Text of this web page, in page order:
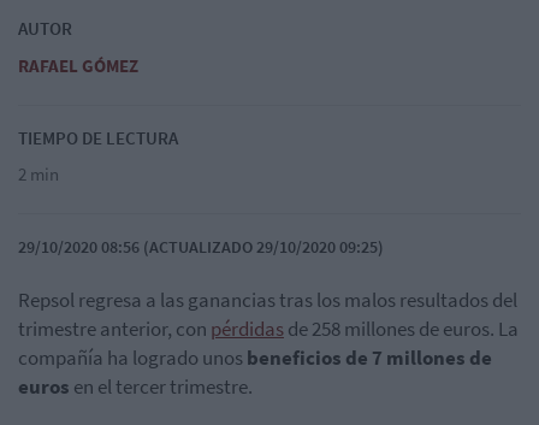
AUTOR
RAFAEL GÓMEZ
TIEMPO DE LECTURA
2 min
29/10/2020 08:56 (ACTUALIZADO 29/10/2020 09:25)
Repsol regresa a las ganancias tras los malos resultados del
trimestre anterior, con pérdidasde 258 millones de euros. La
compañía ha logrado unosbeneficios de 7 millones de
euros en el tercer trimestre.